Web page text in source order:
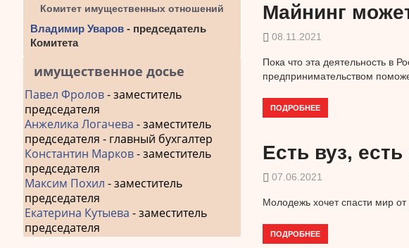
Майнинг
08.11.2021
Пока что эта деятельность в
предпринимательством
ПОДРОБНЕЕ
Есть вуз,
07.06.2021
Молодежь хочет спасти мир от
ПОДРОБНЕЕ
Комитет имущественных отношений
Владимир Уваров - председатель
Комитета
имущественное досье
Павел Фролов- заместитель
председателя
Анжелика Логачева - заместитель
председателя - главный бухгалтер
Константин Марков- заместитель
председателя
Максим Похил - заместитель
председателя
Екатерина Кутыева - заместитель
председателя